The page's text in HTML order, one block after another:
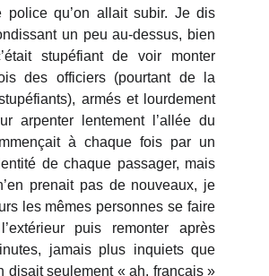
police qu’on allait subir. Je dis
un peu au-dessus, bien
stupéfiant de voir monter
des officiers (pourtant de la
armés et lourdement
arpenter lentement l’allée du
à chaque fois par un
de chaque passager, mais
prenait pas de nouveaux, je
les mêmes personnes se faire
puis remonter après
jamais plus inquiets que
disait seulement « ah, français »